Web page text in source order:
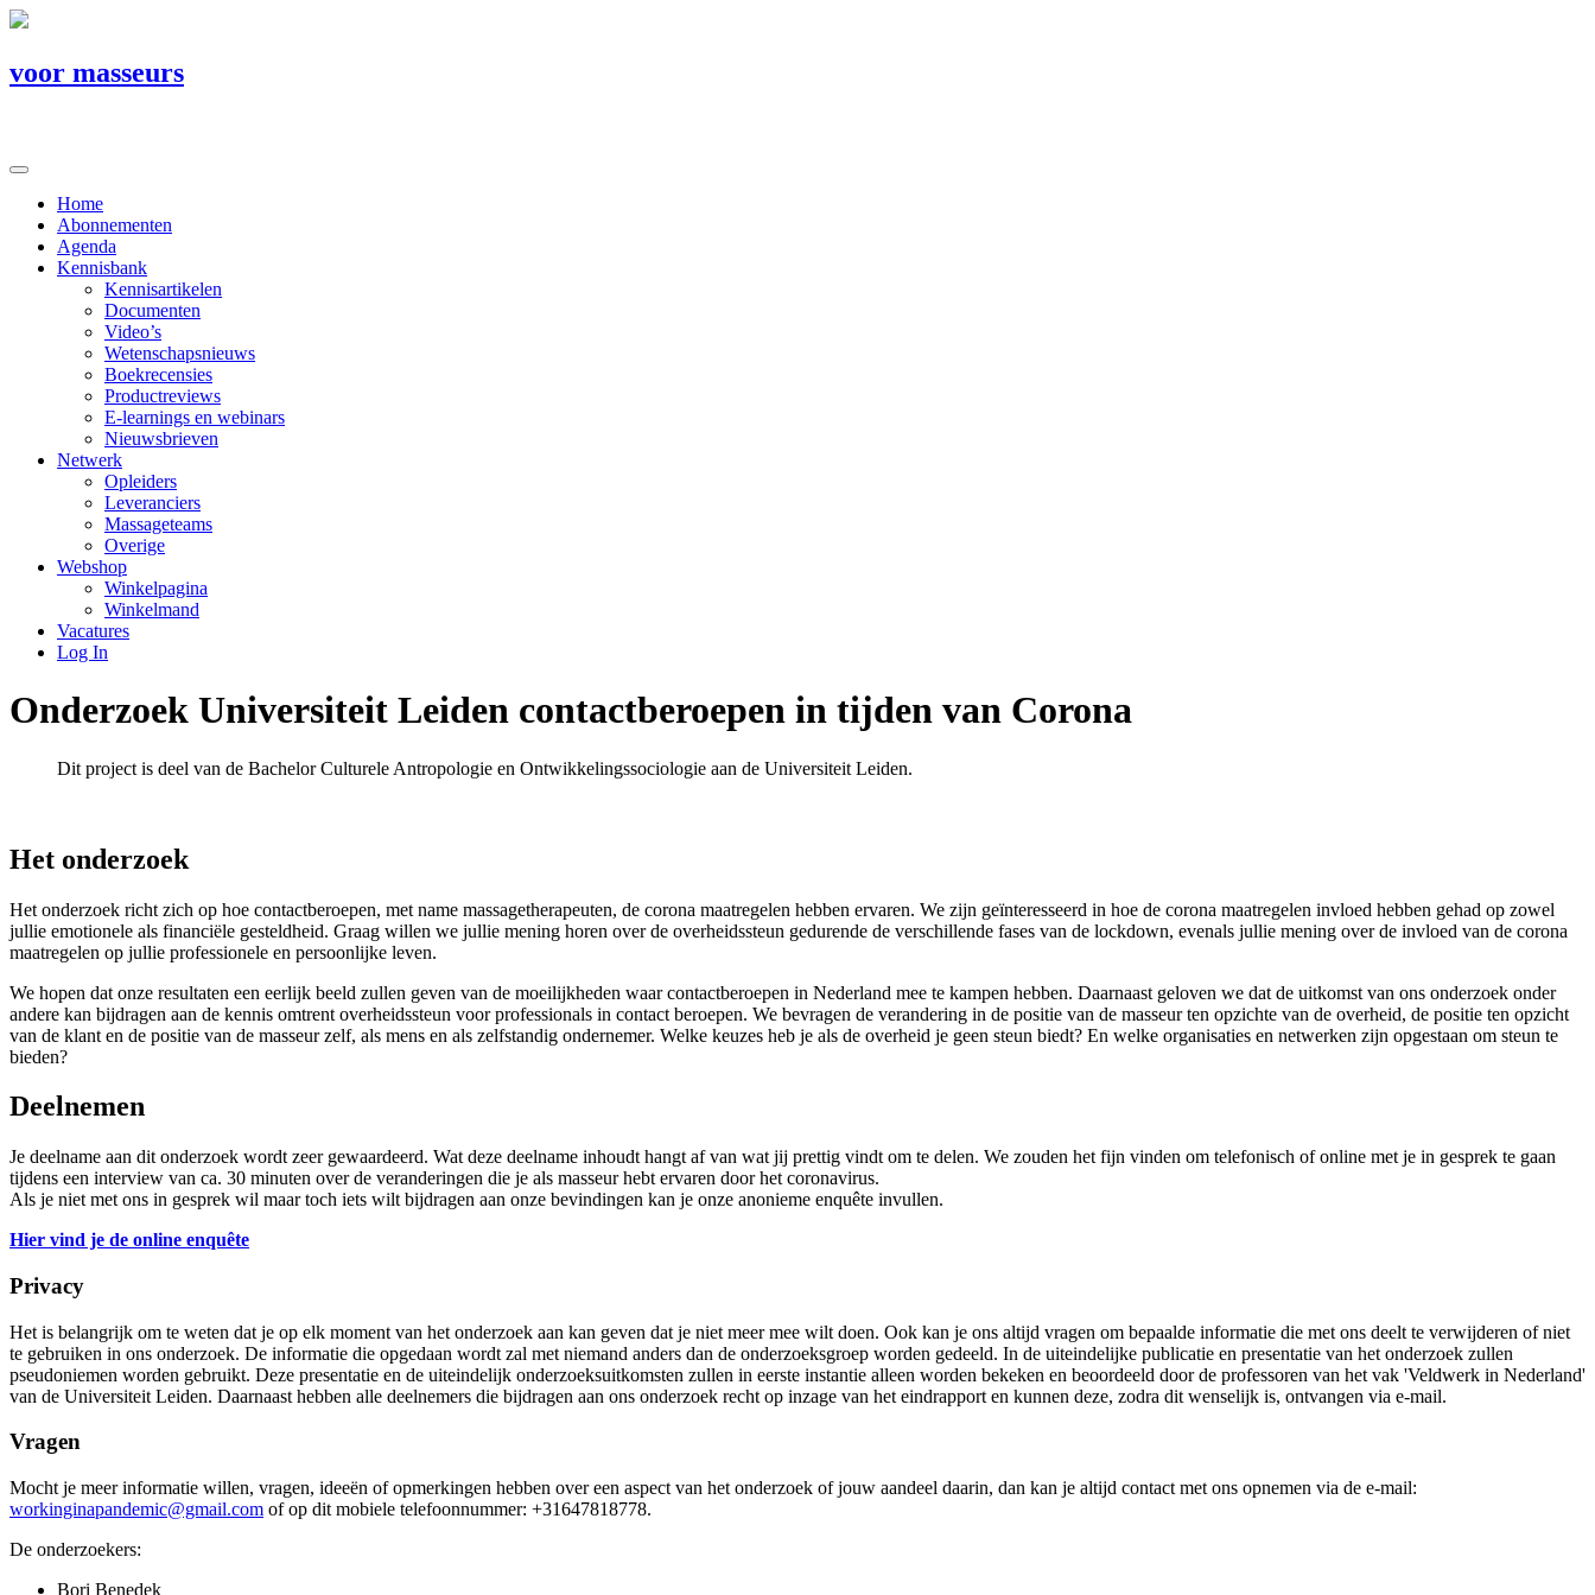
voor masseurs
Home
Abonnementen
Agenda
Kennisbank
Kennisartikelen
Documenten
Video’s
Wetenschapsnieuws
Boekrecensies
Productreviews
E-learnings en webinars
Nieuwsbrieven
Netwerk
Opleiders
Leveranciers
Massageteams
Overige
Webshop
Winkelpagina
Winkelmand
Vacatures
Log In
Onderzoek Universiteit Leiden contactberoepen in tijden van Corona
Dit project is deel van de Bachelor Culturele Antropologie en Ontwikkelingssociologie aan de Universiteit Leiden.
Het onderzoek
Het onderzoek richt zich op hoe contactberoepen, met name massagetherapeuten, de corona maatregelen hebben ervaren. We zijn geïnteresseerd in hoe de corona maatregelen invloed hebben gehad op zowel
jullie emotionele als financiële gesteldheid. Graag willen we jullie mening horen over de overheidssteun gedurende de verschillende fases van de lockdown, evenals jullie mening over de invloed van de corona
maatregelen op jullie professionele en persoonlijke leven.
We hopen dat onze resultaten een eerlijk beeld zullen geven van de moeilijkheden waar contactberoepen in Nederland mee te kampen hebben. Daarnaast geloven we dat de uitkomst van ons onderzoek onder
andere kan bijdragen aan de kennis omtrent overheidssteun voor professionals in contact beroepen. We bevragen de verandering in de positie van de masseur ten opzichte van de overheid, de positie ten opzicht
van de klant en de positie van de masseur zelf, als mens en als zelfstandig ondernemer. Welke keuzes heb je als de overheid je geen steun biedt? En welke organisaties en netwerken zijn opgestaan om steun te
bieden?
Deelnemen
Je deelname aan dit onderzoek wordt zeer gewaardeerd. Wat deze deelname inhoudt hangt af van wat jij prettig vindt om te delen. We zouden het fijn vinden om telefonisch of online met je in gesprek te gaan
tijdens een interview van ca. 30 minuten over de veranderingen die je als masseur hebt ervaren door het coronavirus.
Als je niet met ons in gesprek wil maar toch iets wilt bijdragen aan onze bevindingen kan je onze anonieme enquête invullen.
Hier vind je de online enquête
Privacy
Het is belangrijk om te weten dat je op elk moment van het onderzoek aan kan geven dat je niet meer mee wilt doen. Ook kan je ons altijd vragen om bepaalde informatie die met ons deelt te verwijderen of niet
te gebruiken in ons onderzoek. De informatie die opgedaan wordt zal met niemand anders dan de onderzoeksgroep worden gedeeld. In de uiteindelijke publicatie en presentatie van het onderzoek zullen
pseudoniemen worden gebruikt. Deze presentatie en de uiteindelijk onderzoeksuitkomsten zullen in eerste instantie alleen worden bekeken en beoordeeld door de professoren van het vak 'Veldwerk in Nederland'
van de Universiteit Leiden. Daarnaast hebben alle deelnemers die bijdragen aan ons onderzoek recht op inzage van het eindrapport en kunnen deze, zodra dit wenselijk is, ontvangen via e-mail.
Vragen
Mocht je meer informatie willen, vragen, ideeën of opmerkingen hebben over een aspect van het onderzoek of jouw aandeel daarin, dan kan je altijd contact met ons opnemen via de e-mail:
workinginapandemic@gmail.com of op dit mobiele telefoonnummer: +31647818778.
De onderzoekers:
Bori Benedek